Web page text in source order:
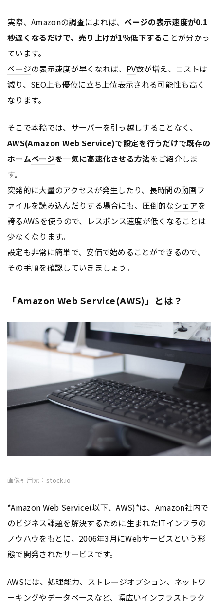
実際、Amazonの調査によれば、 ページの表示速度が0.1
秒遅くなるだけで、売り上げが1％低下することが分かっ
ています。
ページの表示速度が早くなれば、 PV数が増え、コストは
減り、 SEO上も優位に立ち上位表示される可能性も高く
なります。
そこで本稿では、サーバーを引っ越しすることなく、
AWS(Amazon Web Service)で設定を行うだけで既存の
ホームページを一気に高速化させる方法をご紹介しま
す。
突発的に大量のアクセスが発生したり、長時間の動画フ
ァイルを読み込んだりする場合にも、圧倒的なシェアを
誇るAWSを使うので、レスポンス速度が低くなることは
少なくなります。
設定も非常に簡単で、安価で始めることができるので、
その手順を確認していきましょう。
「Amazon Web Service(AWS)」とは？
画像引用元：stock.io
*Amazon Web Service(以下、AWS)*は、Amazon社内で
のビジネス課題を解決するために生まれたITインフラの
ノウハウをもとに、2006年3月にWebサービスという形
態で開発されたサービスです。
AWSには、処理能力、ストレージオプション、ネットワ
ーキングやデータベースなど、幅広いインフラストラク